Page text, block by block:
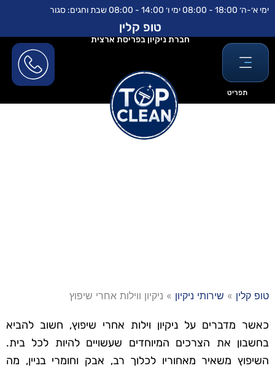
לתוכן
דילוג
ימי א׳-ה׳ 18:00 - 08:00 ימי ו׳ 14:00 - 08:00 שבת וחגים: סגור
תפריט
טופ קלין
חברת ניקיון בפריסת ארצית
טופ קלין » שירותי ניקיון » ניקיון ווילות אחרי שיפוץ
כאשר מדברים על ניקיון וילות אחרי שיפוץ, חשוב להביא
בחשבון את הצרכים המיוחדים שעשויים להיות לכל בית.
השיפוץ משאיר מאחוריו לכלוך רב, אבק וחומרי בניין, מה